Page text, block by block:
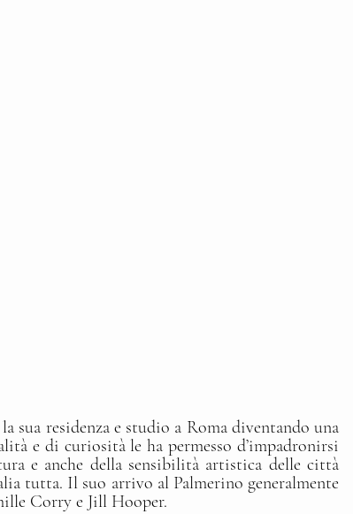
sua residenza e studio a Roma diventando una
e di curiosità le ha permesso d’impadronirsi
e anche della sensibilità artistica delle città
tutta. Il suo arrivo al Palmerino generalmente
Corry e Jill Hooper.